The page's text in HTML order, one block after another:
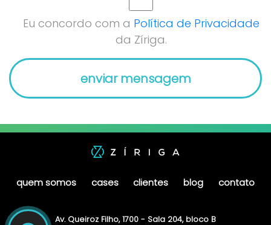
Eu concordo com a Política de Privacidade
da Zíriga.
quem somos cases clientes blog contato
Av. Queiroz Filho, 1700 - Sala 204, bloco B